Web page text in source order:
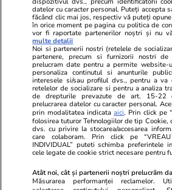
MONDEN
Stiri Mondene
Imagini de la nunta lui Alice
Peneacă și Dragos Caliminte.
Petrecerea a avut loc în aer
liber, iar mireasa a schimbat
datelor cu caracter personal. Puteți accepta
făcând clic mai jos, respectiv vă puteți
în orice moment pe pagina cu politica de
vor fi raportate partenerilor noștri și nu
multe detalii
Noi si partenerii nostri (retelele de
partenere, precum si furnizorii nostri
prelucram date pentru a permite website-
personaliza continutul si anunturile
interesele si/sau profilul dvs., pentru a va
retelelor de socializare si pentru a analiza
de drepturile prevazute de art. 15-22
prelucrarea datelor cu caracter personal.
prin modalitatea indicataaici. Prin click pe
folosirea tuturor Tehnologiilor de tip Cookie,
dvs. cu privire la stocarea/accesarea
care colaboram. Prin click pe
INDIVIDUAL” puteti schimba preferintele
cele legate de cookie strict necesare pentru
Atât noi, cât și partenerii noștri prelucrăm
Măsurarea performanței reclamelor.